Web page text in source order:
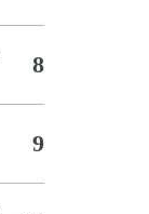
8
9